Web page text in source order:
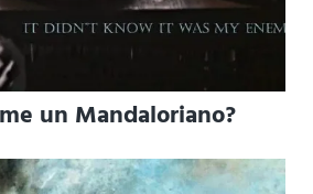
un Mandaloriano?